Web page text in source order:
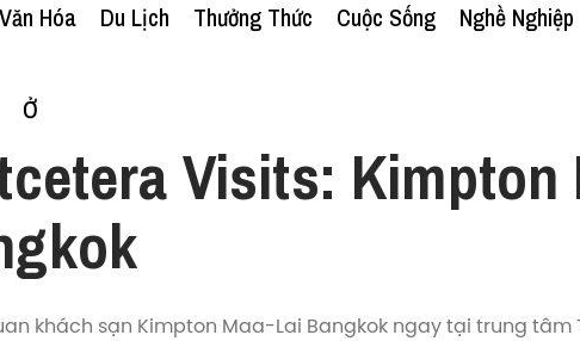
Văn Hóa Du Lịch Thưởng Thức Cuộc Sống Nghề Nghiệp
Ở
Visits: Kimpton
khách sạn Kimpton Maa-Lai Bangkok ngay tại trung tâm